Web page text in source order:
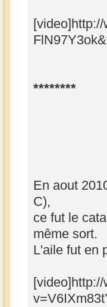
********
En aout
C),
ce fut le
même sort.
L'aile fut en